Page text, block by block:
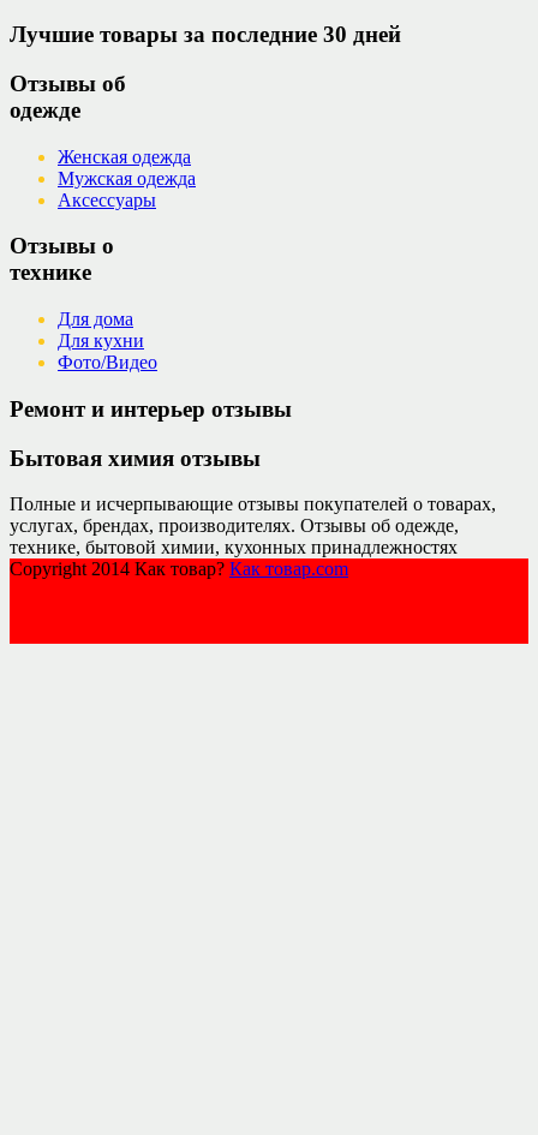
Лучшие товары за последние 30 дней
Отзывы об
одежде
Женская одежда
Мужская одежда
Аксессуары
Отзывы о
технике
Для дома
Для кухни
Фото/Видео
Ремонт и интерьер отзывы
Бытовая химия отзывы
Полные и исчерпывающие отзывы покупателей о товарах,
услугах, брендах, производителях. Отзывы об одежде,
технике, бытовой химии, кухонных принадлежностях
Copyright 2014 Как товар? Как товар.com